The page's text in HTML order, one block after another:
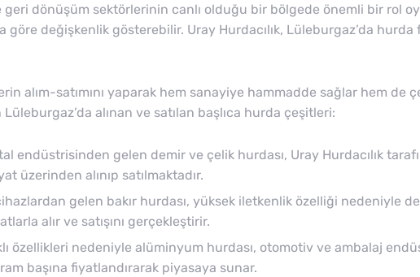
geri dönüşüm sektörlerinin canlı olduğu bir bölgede önemli bir rol
değişkenlik gösterebilir. Uray Hurdacılık, Lüleburgaz’da
alım-satımını yaparak hem sanayiye hammadde sağlar hem
alınan ve satılan başlıca hurda çeşitleri:
endüstrisinden gelen demir ve çelik hurdası, Uray Hurdacılık
üzerinden alınıp satılmaktadır.
gelen bakır hurdası, yüksek iletkenlik özelliği nedeniyle
alır ve satışını gerçekleştirir.
özellikleri nedeniyle alüminyum hurdası, otomotiv ve ambalaj
başına fiyatlandırarak piyasaya sunar.